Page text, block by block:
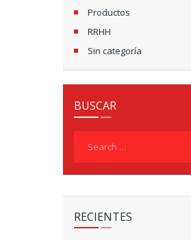
Productos
RRHH
Sin categoría
BUSCAR
RECIENTES